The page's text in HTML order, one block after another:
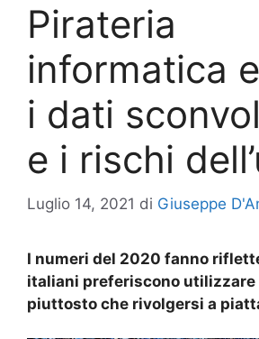
Pirateria
informatica
i dati
e i rischi
Luglio 14, 2021 di Giuseppe
I numeri del 2020 fanno
italiani preferiscono
piuttosto che rivolgersi a